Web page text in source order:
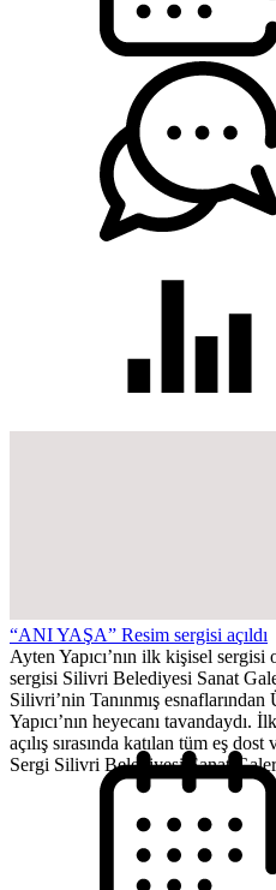
“ANI YAŞA” Resim sergisi açıldı
Ayten Yapıcı’nın ilk kişisel
sergisi Silivri Belediyesi Sanat
Silivri’nin Tanınmış esnaflarından
Yapıcı’nın heyecanı tavandaydı.
açılış sırasında katılan tüm eş
Sergi Silivri Belediyesi Sanat